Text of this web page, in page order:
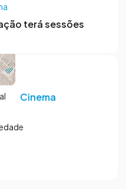
terá sessões
Cinema